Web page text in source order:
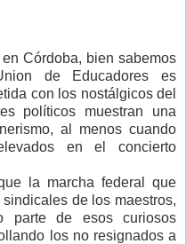
Córdoba, bien sabemos
de Educadores es
con los nostálgicos del
políticos muestran una
al menos cuando
en el concierto
la marcha federal que
de los maestros,
parte de esos curiosos
los no resignados a